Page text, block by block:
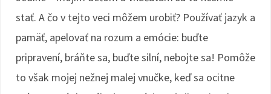
stať. A čo v tejto veci môžem urobiť? Používať jazyk a
pamäť, apelovať na rozum a emócie: buďte
pripravení, bráňte sa, buďte silní, nebojte sa! Pomôže
to však mojej nežnej malej vnučke, keď sa ocitne